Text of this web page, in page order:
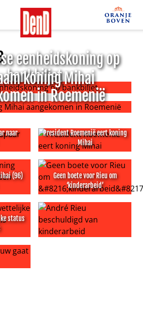
eenheidskoning op
bankbiljet
op bankbiljet
koning Mihai
in Roemenië
naar
naar Roemenië
President Roemenië eert koning
Mihai
President Roemenië eert
(96)
Mihai (96) overleden
Geen boete voor Rieu om
‘kinderarbeid’
Geen boete voor Rieu om
status
status koningshuis